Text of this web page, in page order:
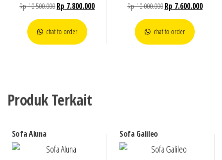
Rp10.500.000Rp 7.800.000
chat to order
Rp10.000.000 Rp 7.600.000
chat to order
Produk Terkait
Sofa Aluna Sofa Galileo